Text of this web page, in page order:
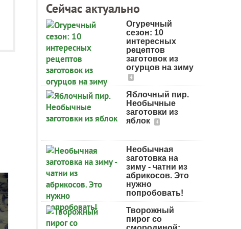
Сейчас актуально
Огуречный
сезон: 10
интересных
рецептов
заготовок из
огурцов на зиму
4
Яблочный пир.
Необычные
заготовки из
яблок
4
Необычная
заготовка на
зиму - чатни из
абрикосов. Это
нужно
попробовать!
Творожный
пирог со